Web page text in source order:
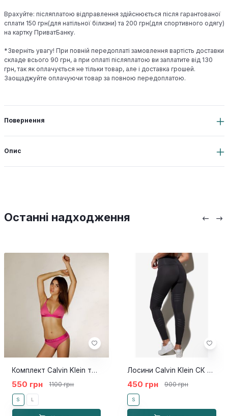
Врахуйте: післяплатою відправлення здійснюється після гарантованої
сплати 150 грн(для натільної білизни) та 200 грн(для спортивного одягу)
на картку ПриватБанку.
*Зверніть увагу! При повній передоплаті замовлення вартість доставки
складе всього 90 грн, а при оплаті післяплатою ви заплатите від 130
грн, так як оплачується не тільки товар, але і доставка грошей.
Заощаджуйте оплачуючи товар за повною передоплатою.
Повернення
Опис
Останні надходження
Комплект Calvin Klein топ труси маджента
550 грн 1100 грн
S L
Лосини Calvin Klein СК чорні
450 грн 900 грн
S